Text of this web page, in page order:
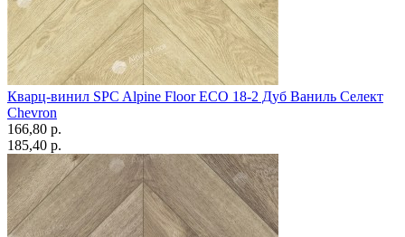
Кварц-винил SPC Alpine Floor ECO 18-2 Дуб Ваниль Селект
Chevron
166,80 p.
185,40 p.